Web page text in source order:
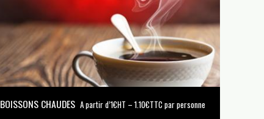
BOISSONS CHAUDES A partir d’1€HT – 1.10€TTC par personne